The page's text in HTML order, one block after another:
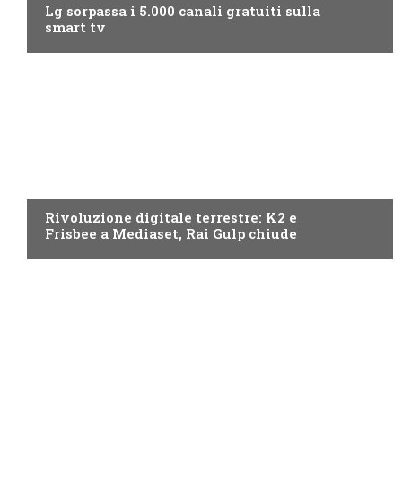
Lg sorpassa i 5.000 canali gratuiti sulla
smart tv
Rivoluzione digitale terrestre: K2 e
Frisbee a Mediaset, Rai Gulp chiude